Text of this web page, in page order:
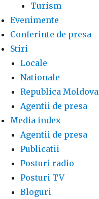
Turism
Evenimente
Conferinte de presa
Stiri
Locale
Nationale
Republica Moldova
Agentii de presa
Media index
Agentii de presa
Publicatii
Posturi radio
Posturi TV
Bloguri